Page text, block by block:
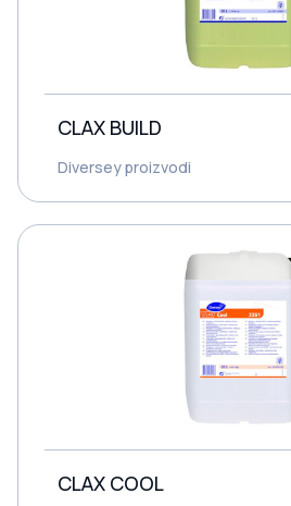
CLAX BUILD
Diversey proizvodi
CLAX COOL